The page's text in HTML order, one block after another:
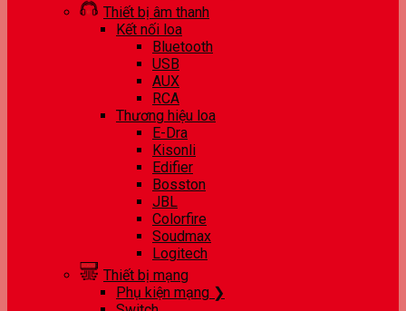
Thiết bị âm thanh
Kết nối loa
Bluetooth
USB
AUX
RCA
Thương hiệu loa
E-Dra
Kisonli
Edifier
Bosston
JBL
Colorfire
Soudmax
Logitech
Thiết bị mạng
Phụ kiện mạng ❯